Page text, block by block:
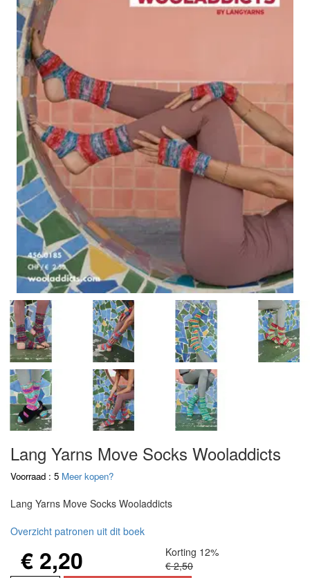
Lang Yarns Move Socks Wooladdicts
Voorraad : 5 Meer kopen?
Lang Yarns Move Socks Wooladdicts
Overzicht patronen uit dit boek
€ 2,20
Korting 12%
€ 2,50